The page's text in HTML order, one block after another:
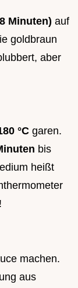
Minuten) auf
goldbraun
aber
°C garen.
bis
heißt
machen.
aus